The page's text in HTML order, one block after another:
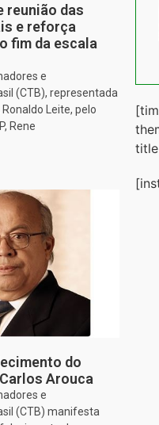
reunião das
e reforça
fim da escala
e
(CTB), representada
Leite, pelo
Rene
do
Arouca
e
(CTB) manifesta